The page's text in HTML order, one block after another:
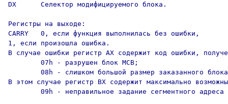
DX      Селектор модифицируемого блока.
Регистры на выходе:
CARRY   0, если функция выполнилась без ошибки,
1, если произошла ошибка.
В случае ошибки регистр AX содержит код ошибки,
        07h - разрушен блок MCB;
08h - слишком большой размер заказанного
В этом случае регистр BX содержит максимально
09h - неправильное задание сегментного адреса